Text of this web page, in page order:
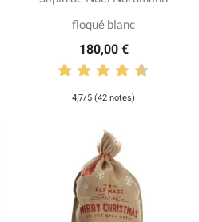
floqué blanc
180,00 €
4,7/5 (42 notes)